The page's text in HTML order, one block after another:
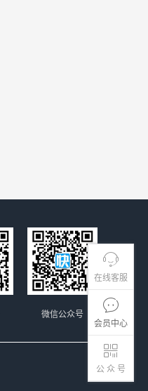
在线客服
会员中心
公 众 号
微信公众号